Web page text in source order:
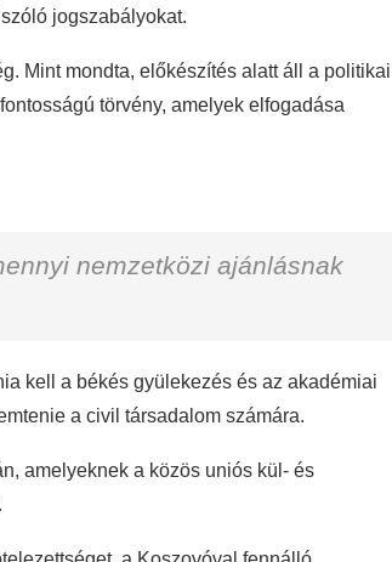
jogszabályokat.
Mint mondta, előkészítés alatt áll a politikai
törvény, amelyek elfogadása
nemzetközi ajánlásnak
kell a békés gyülekezés és az akadémiai
a civil társadalom számára.
amelyeknek a közös uniós kül- és